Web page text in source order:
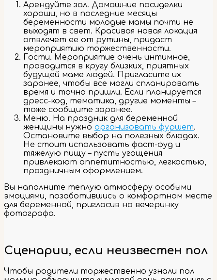
Арендуйте зал. Домашние посиделки
хороши, но в последние месяцы
беременности молодые мамы почти не
выходят в свет. Красивая новая локация
отвлечет ее от рутины, придаст
мероприятию торжественности.
Гости. Мероприятие очень интимное,
проводится в кругу близких, приятных
будущей маме людей. Пригласите их
заранее, чтобы все могли спланировать
время и точно пришли. Если планируется
дресс-код, тематика, другие моменты –
тоже сообщите заранее.
Меню. На праздник для беременной
женщины нужно организовать фуршет.
Остановите выбор на полезных блюдах.
Не стоит использовать фаст-фуд и
тяжелую пищу – пусть угощения
привлекают аппетитностью, легкостью,
праздничным оформлением.
Вы наполните теплую атмосферу особыми
эмоциями, позаботившись о комфортном месте
для беременной, пригласив на вечеринку
фотографа.
Сценарии, если неизвестен пол
Чтобы родители торжественно узнали пол